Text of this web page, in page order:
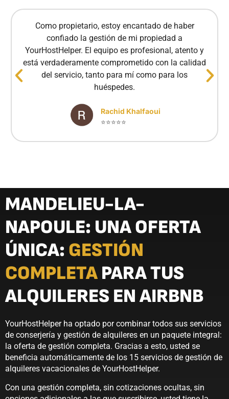
Como propietario, estoy encantado de haber
confiado la gestión de mi propiedad a
YourHostHelper. El equipo es profesional, atento y
está verdaderamente comprometido con la calidad
del servicio, tanto para mí como para los
huéspedes.
Rachid Khalfaoui
⭐⭐⭐⭐⭐
MANDELIEU-LA-
NAPOULE: UNA OFERTA
ÚNICA: GESTIÓN
COMPLETA PARA TUS
ALQUILERES EN AIRBNB
YourHostHelper ha optado por combinar todos sus servicios
de conserjería y gestión de alquileres en un paquete integral:
la oferta de gestión completa. Gracias a esto, usted se
beneficia automáticamente de los 15 servicios de gestión de
alquileres vacacionales de YourHostHelper.
Con una gestión completa, sin cotizaciones ocultas, sin